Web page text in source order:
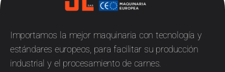
Importamos la mejor maquinaria con tecnología y
estándares europeos, para facilitar su producción
industrial y el procesamiento de carnes.